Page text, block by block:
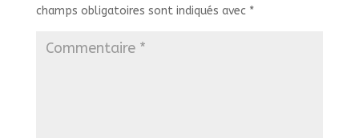
champs obligatoires sont indiqués avec *